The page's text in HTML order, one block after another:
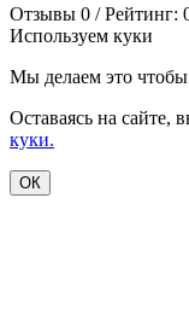
Отзывы 0 / Рейтинг:
Используем куки
Мы делаем это чтобы
Оставаясь на сайте,
куки.
ОК